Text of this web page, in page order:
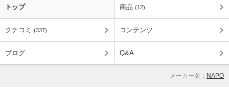
トップ 商品 (12)
クチコミ (337) コンテンツ
ブログ Q&A
メーカー名： NAPO